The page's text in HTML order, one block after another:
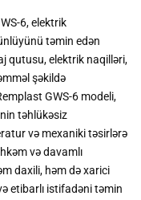
6, elektrik
təmin edən
qutusu, elektrik naqilləri,
şəkildə
GWS-6 modeli,
təhlükəsiz
və mexaniki təsirlərə
və davamlı
daxili, həm də xarici
etibarlı istifadəni təmin